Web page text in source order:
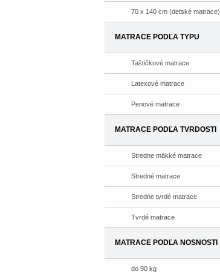
70 x 140 cm (detské matrace)
MATRACE PODĽA TYPU
Taštičkové matrace
Latexové matrace
Penové matrace
MATRACE PODĽA TVRDOSTI
Stredne mäkké matrace
Stredné matrace
Stredne tvrdé matrace
Tvrdé matrace
MATRACE PODĽA NOSNOSTI
do 90 kg